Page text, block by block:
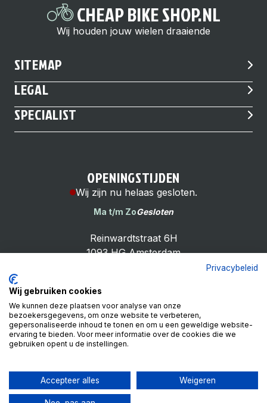
CHEAP BIKE SHOP.NL
Wij houden jouw wielen draaiende
SITEMAP
LEGAL
SPECIALIST
Cheap Bike Shop
4.9
Based on 99 reviews
Review ons op
OPENINGSTIJDEN
Wij zijn nu helaas gesloten.
Ma t/m ZoGesloten
Reinwardtstraat 6H
1093 HG Amsterdam
Privacybeleid
Wij gebruiken cookies
We kunnen deze plaatsen voor analyse van onze
bezoekersgegevens, om onze website te verbeteren,
gepersonaliseerde inhoud te tonen en om u een geweldige website-
ervaring te bieden. Voor meer informatie over de cookies die we
gebruiken opent u de instellingen.
Accepteer alles Weigeren